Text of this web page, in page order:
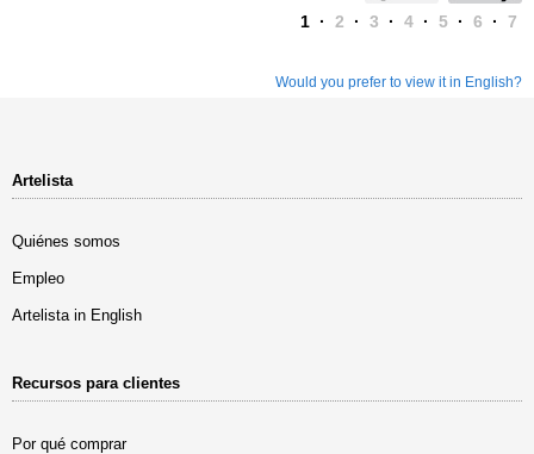
1 · 2 · 3 · 4 · 5 · 6 · 7
Would you prefer to view it in English?
Artelista
Quiénes somos
Empleo
Artelista in English
Recursos para clientes
Por qué comprar